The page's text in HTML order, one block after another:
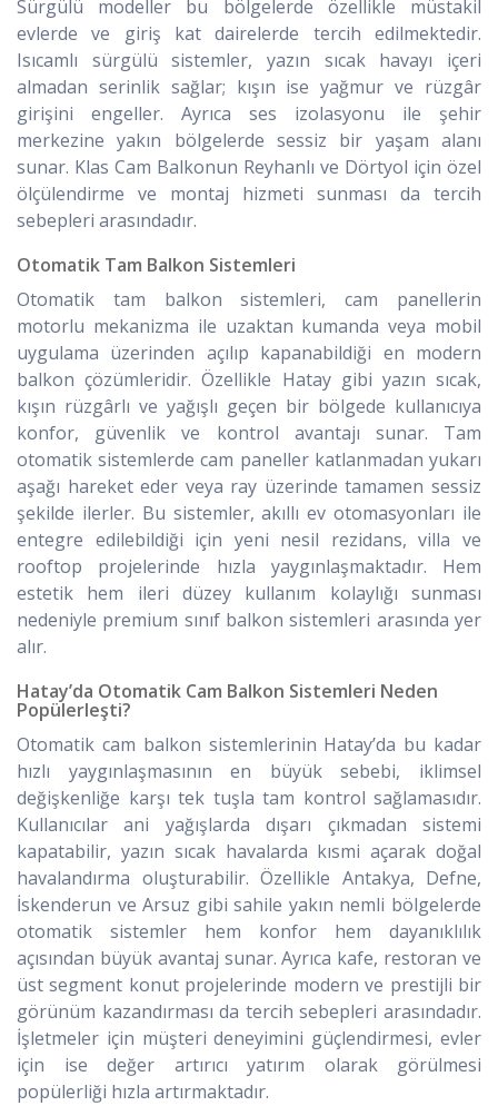
Sürgülü modeller bu bölgelerde özellikle müstakil
evlerde ve giriş kat dairelerde tercih edilmektedir.
Isıcamlı sürgülü sistemler, yazın sıcak havayı içeri
almadan serinlik sağlar; kışın ise yağmur ve rüzgâr
girişini engeller. Ayrıca ses izolasyonu ile şehir
merkezine yakın bölgelerde sessiz bir yaşam alanı
sunar. Klas Cam Balkonun Reyhanlı ve Dörtyol için özel
ölçülendirme ve montaj hizmeti sunması da tercih
sebepleri arasındadır.
Otomatik Tam Balkon Sistemleri
Otomatik tam balkon sistemleri, cam panellerin
motorlu mekanizma ile uzaktan kumanda veya mobil
uygulama üzerinden açılıp kapanabildiği en modern
balkon çözümleridir. Özellikle Hatay gibi yazın sıcak,
kışın rüzgârlı ve yağışlı geçen bir bölgede kullanıcıya
konfor, güvenlik ve kontrol avantajı sunar. Tam
otomatik sistemlerde cam paneller katlanmadan yukarı
aşağı hareket eder veya ray üzerinde tamamen sessiz
şekilde ilerler. Bu sistemler, akıllı ev otomasyonları ile
entegre edilebildiği için yeni nesil rezidans, villa ve
rooftop projelerinde hızla yaygınlaşmaktadır. Hem
estetik hem ileri düzey kullanım kolaylığı sunması
nedeniyle premium sınıf balkon sistemleri arasında yer
alır.
Hatay’da Otomatik Cam Balkon Sistemleri Neden
Popülerleşti?
Otomatik cam balkon sistemlerinin Hatay’da bu kadar
hızlı yaygınlaşmasının en büyük sebebi, iklimsel
değişkenliğe karşı tek tuşla tam kontrol sağlamasıdır.
Kullanıcılar ani yağışlarda dışarı çıkmadan sistemi
kapatabilir, yazın sıcak havalarda kısmi açarak doğal
havalandırma oluşturabilir. Özellikle Antakya, Defne,
İskenderun ve Arsuz gibi sahile yakın nemli bölgelerde
otomatik sistemler hem konfor hem dayanıklılık
açısından büyük avantaj sunar. Ayrıca kafe, restoran ve
üst segment konut projelerinde modern ve prestijli bir
görünüm kazandırması da tercih sebepleri arasındadır.
İşletmeler için müşteri deneyimini güçlendirmesi, evler
için ise değer artırıcı yatırım olarak görülmesi
popülerliği hızla artırmaktadır.